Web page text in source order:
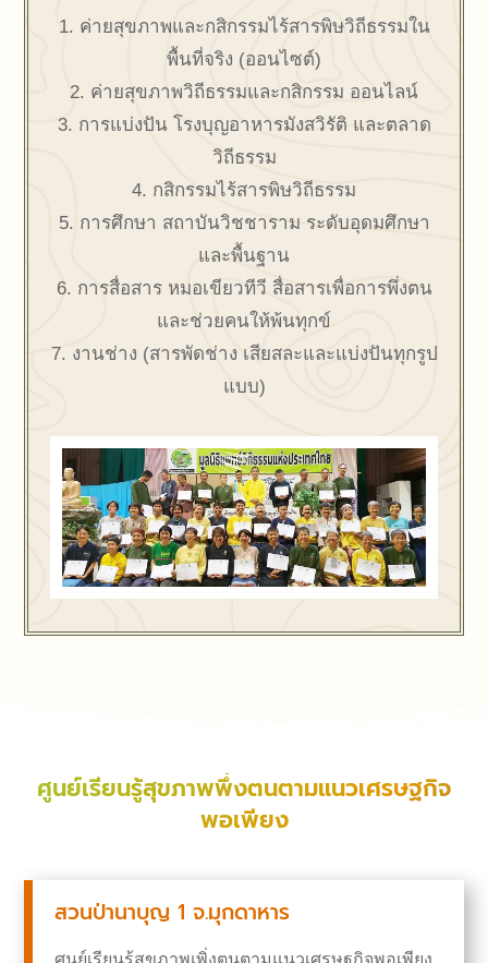
1. ค่ายสุขภาพและกสิกรรมไร้สารพิษวิถีธรรมใน
พื้นที่จริง (ออนไซต์)
2. ค่ายสุขภาพวิถีธรรมและกสิกรรม ออนไลน์
3. การแบ่งปัน โรงบุญอาหารมังสวิรัติ และตลาด
วิถีธรรม
4. กสิกรรมไร้สารพิษวิถีธรรม
5. การศึกษา สถาบันวิชชาราม ระดับอุดมศึกษา
และพื้นฐาน
6. การสื่อสาร หมอเขียวทีวี สื่อสารเพื่อการพึ่งตน
และช่วยคนให้พ้นทุกข์
7. งานช่าง (สารพัดช่าง เสียสละและแบ่งปันทุกรูป
แบบ)
ศูนย์เรียนรู้สุขภาพพึ่งตนตามแนวเศรษฐกิจ
พอเพียง
สวนป่านาบุญ 1 จ.มุกดาหาร
ศูนย์เรียนรู้สุขภาพเพิ่งตนตามแนวเศรษฐกิจพอเพียง